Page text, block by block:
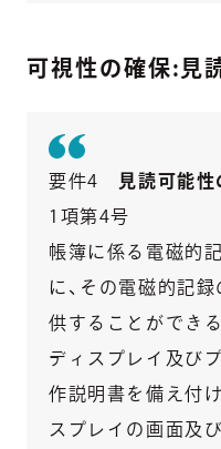
可視性の確保:見
要件4 見読可能性
1項第4号
帳簿に係る電磁的
に、その電磁的記
供することができる
ディスプレイ及び
作説明書を備え付
スプレイの画面及